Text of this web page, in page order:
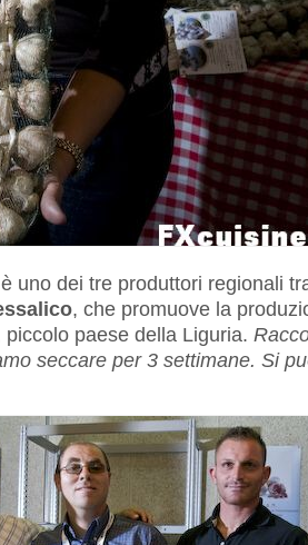
uno dei tre produttori regionali
, che promuove la
piccolo paese della Liguria.
seccare per 3 settimane. Si